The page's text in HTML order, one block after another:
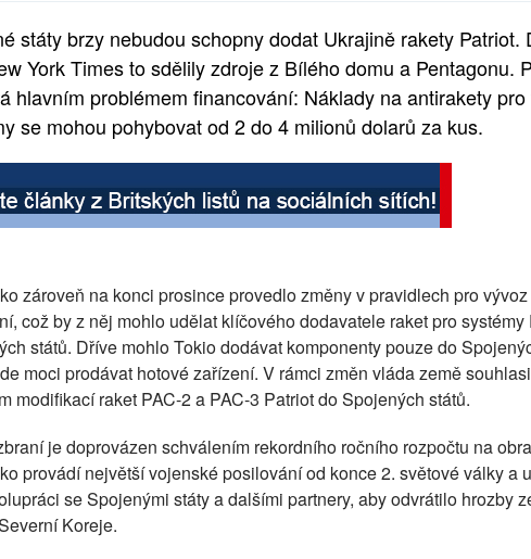
státy brzy nebudou schopny dodat Ukrajině rakety Patriot.
York Times to sdělily zdroje z Bílého domu a Pentagonu.
hlavním problémem financování: Náklady na antirakety pro
se mohou pohybovat od 2 do 4 milionů dolarů za kus.
zároveň na konci prosince provedlo změny v pravidlech pro
což by z něj mohlo udělat klíčového dodavatele raket pro systémy
států. Dříve mohlo Tokio dodávat komponenty pouze do
moci prodávat hotové zařízení. V rámci změn vláda země
modifikací raket PAC-2 a PAC-3 Patriot do Spojených států.
je doprovázen schválením rekordního ročního rozpočtu na
provádí největší vojenské posilování od konce 2. světové války a
se Spojenými státy a dalšími partnery, aby odvrátilo hrozby
Koreje.